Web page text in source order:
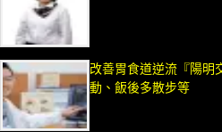
改善胃食道逆流『陽明
動、飯後多散步等